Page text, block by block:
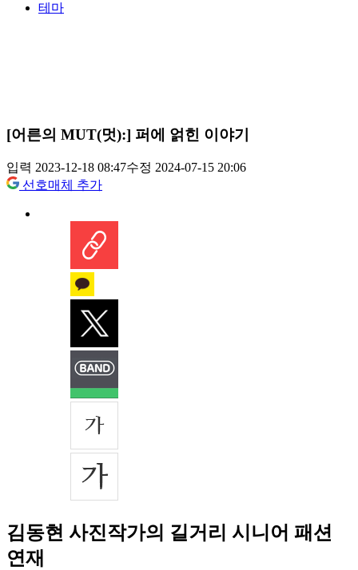
테마
[어른의 MUT(멋):] 퍼에 얽힌 이야기
입력 2023-12-18 08:47수정 2024-07-15 20:06
선호매체 추가
김동현 사진작가의 길거리 시니어 패션
연재